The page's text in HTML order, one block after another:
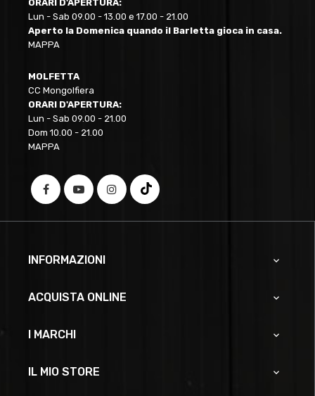
ORARI D'APERTURA:
Lun - Sab 09.00 - 13.00 e 17.00 - 21.00
Aperto la Domenica quando il Barletta gioca in casa.
MAPPA
MOLFETTA
CC Mongolfiera
ORARI D'APERTURA:
Lun - Sab 09.00 - 21.00
Dom 10.00 - 21.00
MAPPA
INFORMAZIONI 
ACQUISTA ONLINE 
I MARCHI 
IL MIO STORE 